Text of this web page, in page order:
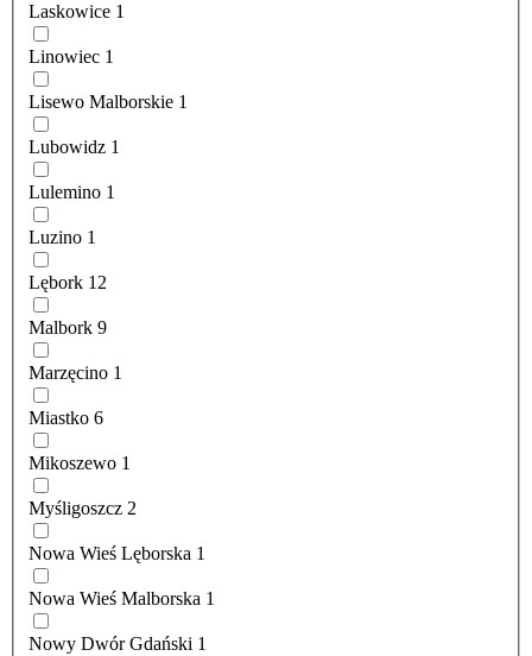
Laskowice 1
Linowiec 1
Lisewo Malborskie 1
Lubowidz 1
Lulemino 1
Luzino 1
Lębork 12
Malbork 9
Marzęcino 1
Miastko 6
Mikoszewo 1
Myśligoszcz 2
Nowa Wieś Lęborska 1
Nowa Wieś Malborska 1
Nowy Dwór Gdański 1